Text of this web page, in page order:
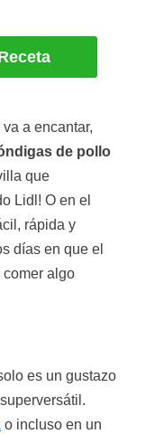
a encantar,
de pollo
que
Lidl! O en el
rápida y
días en que el
comer algo
es un gustazo
o incluso en un